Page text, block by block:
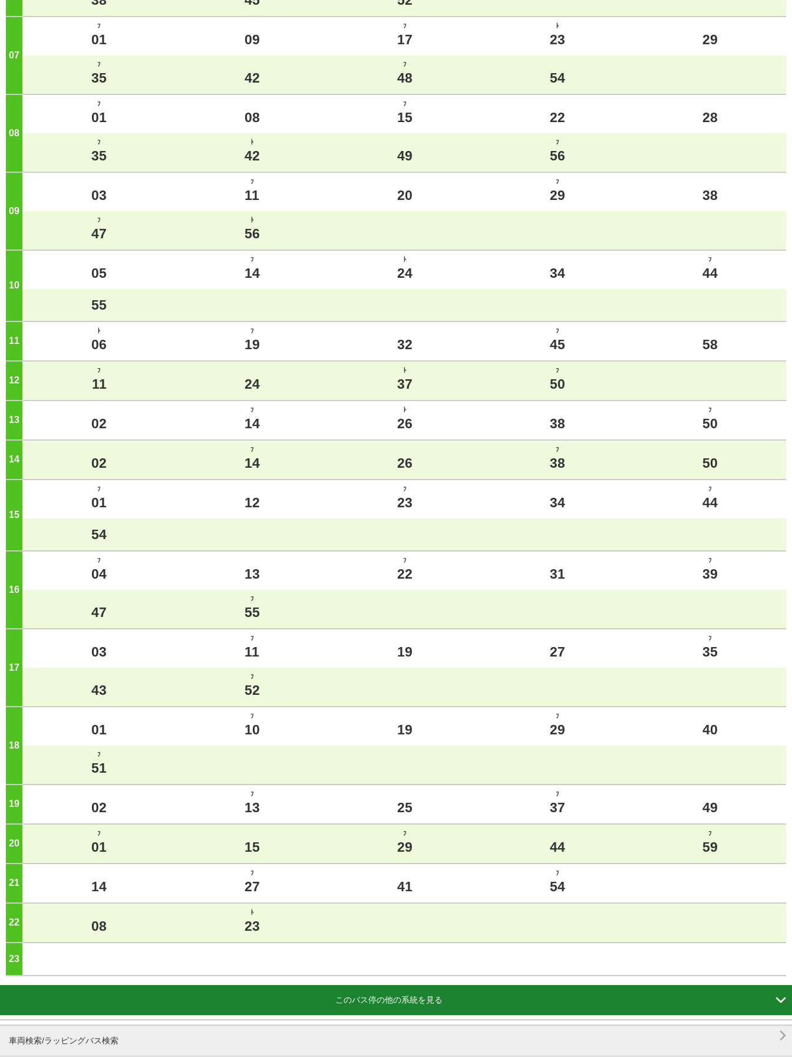
07 ジ
ﾌ
01 09
ﾌ
17
ﾄ
23 29
ﾌ
35 42
ﾌ
48 54
08 ジ
ﾌ
01 08
ﾌ
15 22 28
ﾌ
35
ﾄ
42 49
ﾌ
56
09 ジ
03
ﾌ
11 20
ﾌ
29 38
ﾌ
47
ﾄ
56
10
05
ﾌ
14
ﾄ
24 34
ﾌ
44
55
11
ﾄ
06
ﾌ
19 32
ﾌ
45 58
12
ﾌ
11 24
ﾄ
37
ﾌ
50
13 02
ﾌ
14
ﾄ
26 38
ﾌ
50
14 02
ﾌ
14 26
ﾌ
38 50
15
ﾌ
01 12
ﾌ
23 34
ﾌ
44
54
16 ジ
ﾌ
04 13
ﾌ
22 31
ﾌ
39
47
ﾌ
55
17 ジ
03
ﾌ
11 19 27
ﾌ
35
43
ﾌ
52
18 ジ
01
ﾌ
10 19
ﾌ
29 40
ﾌ
51
19 02
ﾌ
13 25
ﾌ
37 49
20
ﾌ
01 15
ﾌ
29 44
ﾌ
59
21 14
ﾌ
27 41
ﾌ
54
22 08
ﾄ
23
23
このバス停の他の系統を見る 
車両検索/ラッピングバス検索
